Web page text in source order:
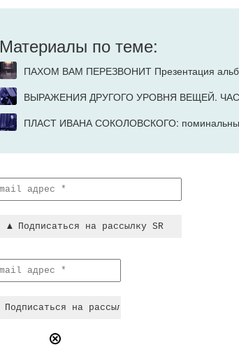
Материалы по теме:
ПАХОМ ВАМ ПЕРЕЗВОНИТ Презентация
ВЫРАЖЕНИЯ ДРУГОГО УРОВНЯ ВЕЩЕЙ.
ПЛАСТ ИВАНА СОКОЛОВСКОГО: поминальные